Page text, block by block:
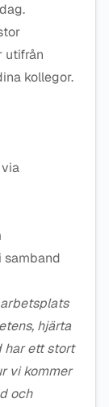
utifrån
kollegor.
samband
hjärta
har ett stort
vi kommer
och